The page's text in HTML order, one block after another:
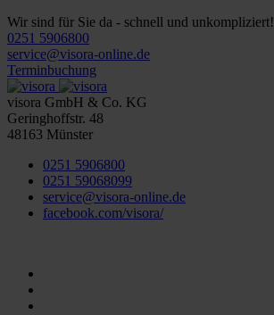
Wir sind für Sie da - schnell und unkompliziert!
0251 5906800
service@visora-online.de
Terminbuchung
visora GmbH & Co. KG
Geringhoffstr. 48
48163 Münster
0251 5906800
0251 59068099
service@visora-online.de
facebook.com/visora/